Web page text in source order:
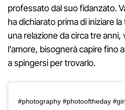
professato dal suo fidanzato.
ha dichiarato prima di iniziare
una relazione da circa tre
l'amore, bisognerà capire fino
a spingersi per trovarlo.
#photography #photooftheday